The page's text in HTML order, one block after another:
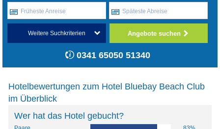
Früheste Anreise Späteste Abreise
Weitere Suchkriterien Angebote suchen
0341 65050 51340
Hotelbewertungen zum Hotel Bluebay Beach Club
im Überblick
Wer hat das Hotel gebucht?